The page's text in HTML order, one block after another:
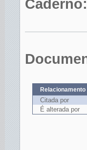
Caderno:
Relacionamento
Citada por
É alterada por